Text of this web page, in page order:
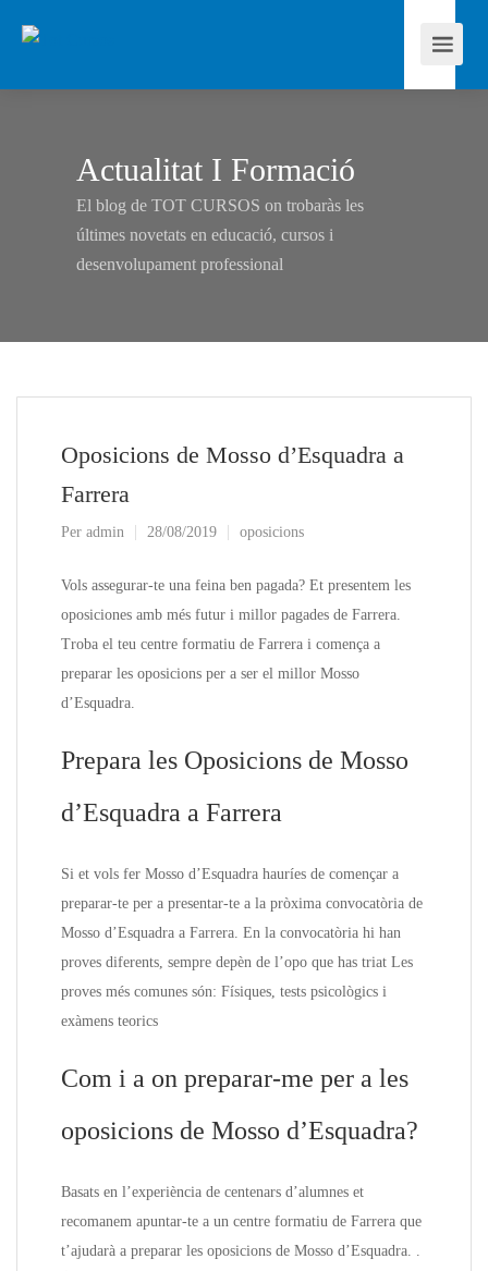
Actualitat I Formació
El blog de TOT CURSOS on trobaràs les
últimes novetats en educació, cursos i
desenvolupament professional
Oposicions de Mosso d’Esquadra a
Farrera
Per admin 28/08/2019 oposicions
Vols assegurar-te una feina ben pagada? Et presentem les
oposiciones amb més futur i millor pagades de Farrera.
Troba el teu centre formatiu de Farrera i comença a
preparar les oposicions per a ser el millor Mosso
d’Esquadra.
Prepara les Oposicions de Mosso
d’Esquadra a Farrera
Si et vols fer Mosso d’Esquadra hauríes de començar a
preparar-te per a presentar-te a la pròxima convocatòria de
Mosso d’Esquadra a Farrera. En la convocatòria hi han
proves diferents, sempre depèn de l’opo que has triat Les
proves més comunes són: Físiques, tests psicològics i
exàmens teorics
Com i a on preparar-me per a les
oposicions de Mosso d’Esquadra?
Basats en l’experiència de centenars d’alumnes et
recomanem apuntar-te a un centre formatiu de Farrera que
t’ajudarà a preparar les oposicions de Mosso d’Esquadra. .